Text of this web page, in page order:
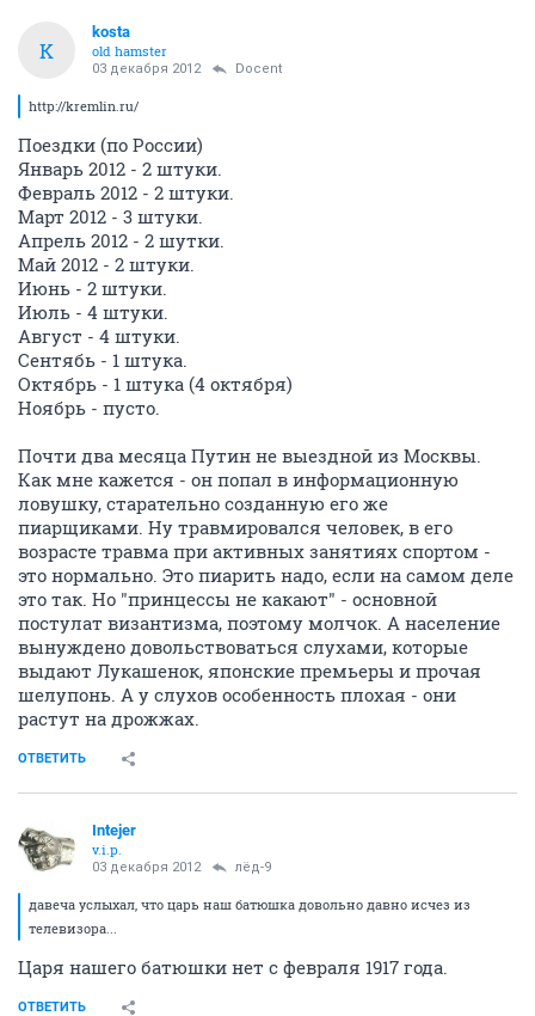
K
kosta
old hamster
03 декабря 2012 Docent
http://kremlin.ru/
Поездки (по России)
Январь 2012 - 2 штуки.
Февраль 2012 - 2 штуки.
Март 2012 - 3 штуки.
Апрель 2012 - 2 шутки.
Май 2012 - 2 штуки.
Июнь - 2 штуки.
Июль - 4 штуки.
Август - 4 штуки.
Сентябь - 1 штука.
Октябрь - 1 штука (4 октября)
Ноябрь - пусто.
Почти два месяца Путин не выездной из Москвы.
Как мне кажется - он попал в информационную
ловушку, старательно созданную его же
пиарщиками. Ну травмировался человек, в его
возрасте травма при активных занятиях спортом -
это нормально. Это пиарить надо, если на самом деле
это так. Но "принцессы не какают" - основной
постулат византизма, поэтому молчок. А население
вынуждено довольствоваться слухами, которые
выдают Лукашенок, японские премьеры и прочая
шелупонь. А у слухов особенность плохая - они
растут на дрожжах.
ОТВЕТИТЬ
Intejer
v.i.p.
03 декабря 2012 лёд-9
давеча услыхал, что царь наш батюшка довольно давно исчез из
телевизора...
Царя нашего батюшки нет с февраля 1917 года.
ОТВЕТИТЬ